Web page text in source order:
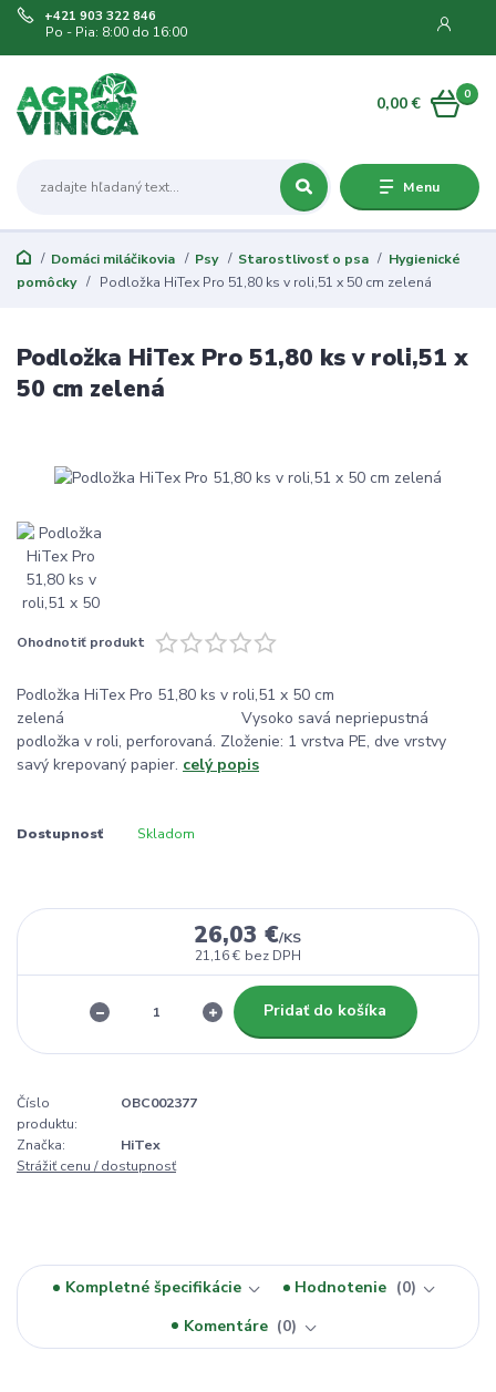
Menu
+421 903 322 846
Po - Pia: 8:00 do 16:00
0
0,00 €
Domáci miláčikovia Psy Starostlivosť o psa
Hygienické
pomôcky
Podložka HiTex Pro 51,80 ks v roli,51 x 50 cm zelená
Podložka HiTex Pro 51,80 ks v roli,51 x
50 cm zelená
Ohodnotiť produkt
Podložka HiTex Pro 51,80 ks v roli,51 x 50 cm
zelená Vysoko savá nepriepustná
podložka v roli, perforovaná. Zloženie: 1 vrstva PE, dve vrstvy
savý krepovaný papier. celý popis
Dostupnosť Skladom
26,03 €/KS
21,16 € bez DPH
Pridať do košíka
Číslo
produktu:
OBC002377
Značka:
HiTex
Strážiť cenu / dostupnosť
Kompletné špecifikácie Hodnotenie
0
Komentáre
0